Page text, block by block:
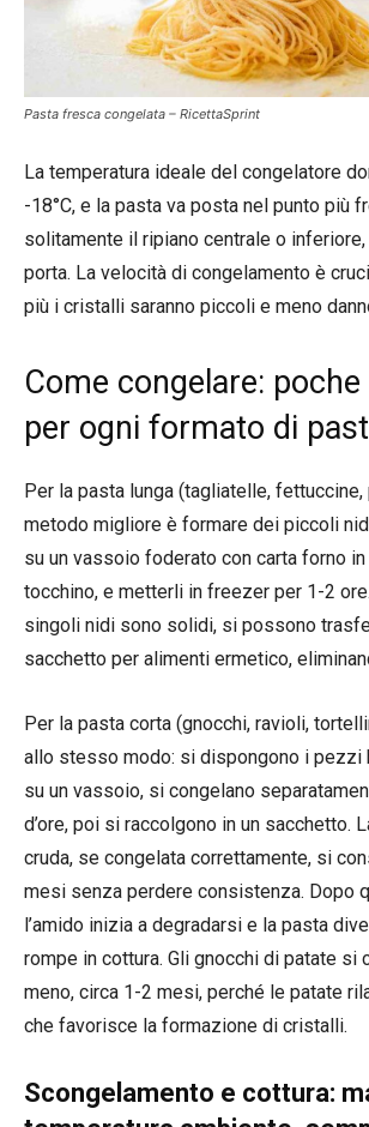
Pasta fresca congelata – RicettaSprint
La temperatura ideale del congelatore
-18°C, e la pasta va posta nel punto più
solitamente il ripiano centrale o
porta. La velocità di congelamento è
più i cristalli saranno piccoli e meno
Come congelare:
per ogni formato di
Per la pasta lunga (tagliatelle,
metodo migliore è formare dei piccoli
su un vassoio foderato con carta forno
tocchino, e metterli in freezer per 1-2
singoli nidi sono solidi, si possono
sacchetto per alimenti ermetico,
Per la pasta corta (gnocchi, ravioli,
allo stesso modo: si dispongono i pezzi
su un vassoio, si congelano
d’ore, poi si raccolgono in un sacchetto.
cruda, se congelata correttamente, si
mesi senza perdere consistenza. Dopo
l’amido inizia a degradarsi e la pasta
rompe in cottura. Gli gnocchi di patate si
meno, circa 1-2 mesi, perché le patate
che favorisce la formazione di cristalli.
Scongelamento e cottura: